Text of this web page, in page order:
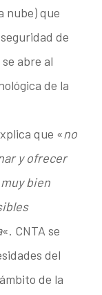
nube) que
de
abre al
de la
que «no
y ofrecer
bien
«. CNTA se
del
de la